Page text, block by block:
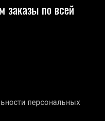
по всей
персональных